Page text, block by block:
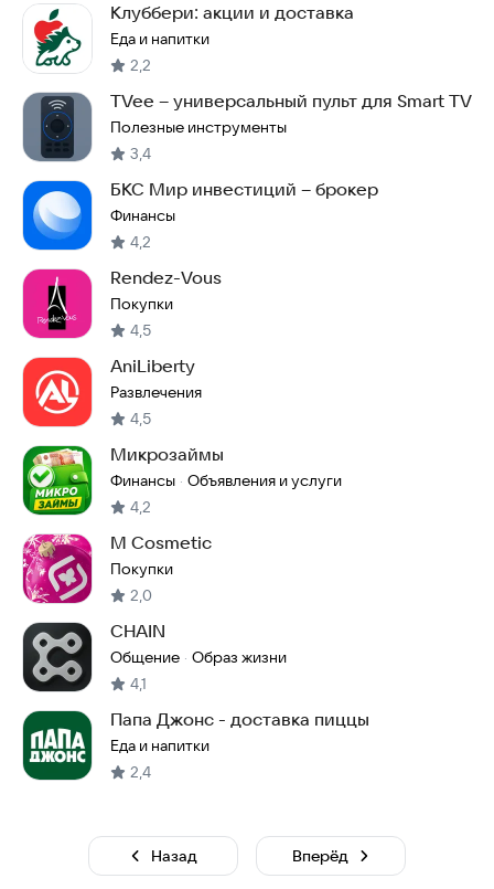
Клуббери: акции и доставка
Еда и напитки
2,2
TVee – универсальный пульт для Smart TV
Полезные инструменты
3,4
БКС Мир инвестиций – брокер
Финансы
4,2
Rendez-Vous
Покупки
4,5
AniLiberty
Развлечения
4,5
Микрозаймы
Финансы · Объявления и услуги
4,2
M Cosmetic
Покупки
2,0
CHAIN
Общение · Образ жизни
4,1
Папа Джонс - доставка пиццы
Еда и напитки
2,4
Назад Вперёд